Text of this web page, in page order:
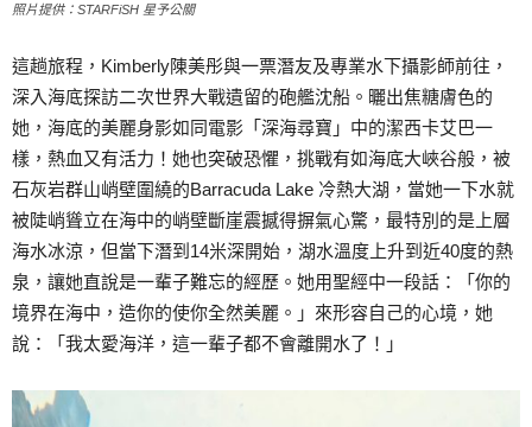
照片提供：STARFiSH 星予公關
這趟旅程，Kimberly陳美彤與一票潛友及專業水下攝影師前往，
深入海底探訪二次世界大戰遺留的砲艦沈船。曬出焦糖膚色的
她，海底的美麗身影如同電影「深海尋寶」中的潔西卡艾巴一
樣，熱血又有活力！她也突破恐懼，挑戰有如海底大峽谷般，被
石灰岩群山峭壁圍繞的Barracuda Lake 冷熱大湖，當她一下水就
被陡峭聳立在海中的峭壁斷崖震撼得摒氣心驚，最特別的是上層
海水冰涼，但當下潛到14米深開始，湖水溫度上升到近40度的熱
泉，讓她直說是一輩子難忘的經歷。她用聖經中一段話：「你的
境界在海中，造你的使你全然美麗。」‬‭來形容自己的心境，她
說：「我太愛海洋，這一輩子都不會離開水了！」‬‬‬‬